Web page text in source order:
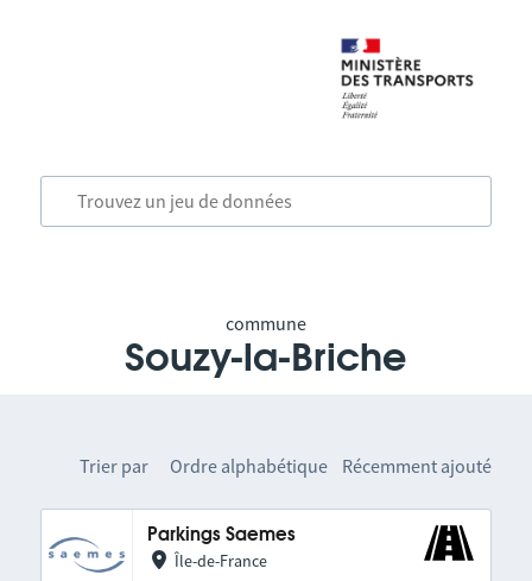
commune
Souzy-la-Briche
Trier par Ordre alphabétique Récemment ajouté
Parkings Saemes
Île-de-France